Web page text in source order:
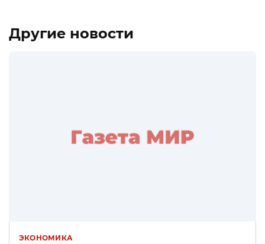
Другие новости
ЭКОНОМИКА